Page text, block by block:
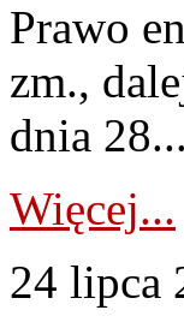
Prawo
zm.,
dnia 28...
Więcej...
24 lipca